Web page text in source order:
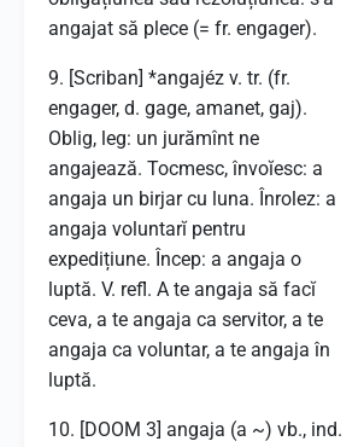
angajat să plece (= fr. engager).
9. [Scriban] *angajéz v. tr. (fr.
engager, d. gage, amanet, gaj).
Oblig, leg: un jurămînt ne
angajează. Tocmesc, învoĭesc: a
angaja un birjar cu luna. Înrolez: a
angaja voluntarĭ pentru
expedițiune. Încep: a angaja o
luptă. V. refl. A te angaja să facĭ
ceva, a te angaja ca servitor, a te
angaja ca voluntar, a te angaja în
luptă.
10. [DOOM 3] angaja (a ~) vb., ind.